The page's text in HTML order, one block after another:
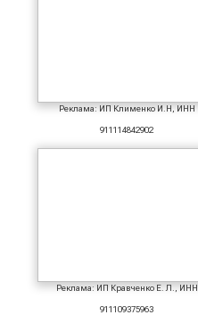
Реклама: ИП Клименко И.Н, ИНН
911114842902
Реклама: ИП Кравченко Е. Л., ИНН
911109375963